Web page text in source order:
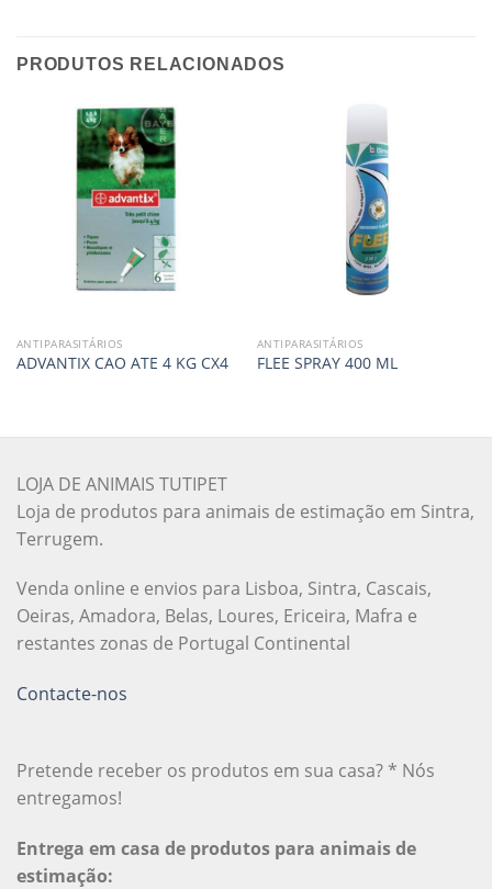
PRODUTOS RELACIONADOS
ANTIPARASITÁRIOS
ADVANTIX CAO ATE 4 KG CX4
ANTIPARASITÁRIOS
FLEE SPRAY 400 ML
LOJA DE ANIMAIS TUTIPET
Loja de produtos para animais de estimação em Sintra,
Terrugem.
Venda online e envios para Lisboa, Sintra, Cascais,
Oeiras, Amadora, Belas, Loures, Ericeira, Mafra e
restantes zonas de Portugal Continental
Contacte-nos
Pretende receber os produtos em sua casa? * Nós
entregamos!
Entrega em casa de produtos para animais de
estimação: